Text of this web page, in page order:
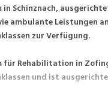
in Schinznach,
ambulante Leistungen
zur Verfügung.
für Rehabilitation in
und ist
Zentrum für